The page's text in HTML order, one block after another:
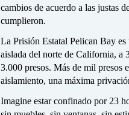
cambios de acuerdo a las justas
cumplieron.
La Prisión Estatal Pelican Bay
aislada del norte de California, a
3.000 presos. Más de mil presos
aislamiento, una máxima
Imagine estar confinado por 23